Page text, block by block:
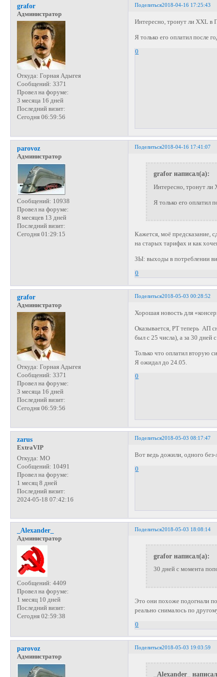
Поделиться2018-04-16 17:25:43
grafor
Администратор
Откуда: Горная Адыгея
Сообщений: 3371
Провел на форуме:
3 месяца 16 дней
Последний визит:
Сегодня 06:59:56
Интересно, тронут ли XXL в
Я только его оплатил после
0
Поделиться2018-04-16 17:41:07
parovoz
Администратор
Сообщений: 10938
Провел на форуме:
8 месяцев 13 дней
Последний визит:
Сегодня 01:29:15
grafor написал(а):
Интересно, тронут ли
Я только его оплатил
Кажется, моё предсказание,
на старых тарифах и как
ЗЫ: выходы в потреблении
0
Поделиться2018-05-03 00:28:52
grafor
Администратор
Откуда: Горная Адыгея
Сообщений: 3371
Провел на форуме:
3 месяца 16 дней
Последний визит:
Сегодня 06:59:56
Хорошая новость для
Оказывается, РТ теперь АП
был с 25 числа), а за 30 дней
Только что оплатил вторую
Я ожидал до 24.05.
0
Поделиться2018-05-03 08:17:47
zarus
ExtraVIP
Откуда: МО
Сообщений: 10491
Провел на форуме:
1 месяц 8 дней
Последний визит:
2024-05-18 07:42:16
Вот ведь дожили, одного
0
Поделиться2018-05-03 18:08:14
_Alexander_
Администратор
Сообщений: 4409
Провел на форуме:
1 месяц 10 дней
Последний визит:
Сегодня 02:59:38
grafor написал(а):
30 дней с момента
Это они похоже подогнали
реально снималось по
0
Поделиться2018-05-03 19:03:59
parovoz
Администратор
_Alexander_